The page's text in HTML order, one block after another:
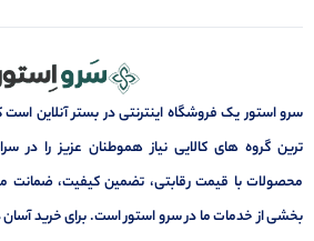
سرو استور یک فروشگاه اینترنتی در بستر آنلاین
ترین گروه های کالایی نیاز هموطنان عزیز را در
محصولات با قیمت رقابتی، تضمین کیفیت، ضمانت
بخشی از خدمات ما در سرو استور است. برای خرید